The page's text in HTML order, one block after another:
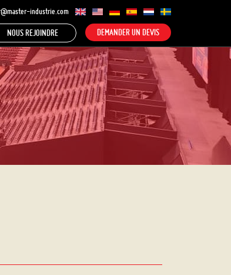
industrie.com
NOUS REJOINDRE DEMANDER UN DEVIS